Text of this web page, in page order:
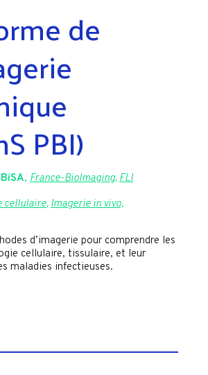
de
PBI)
, France-BioImaging,FLI
cellulaire,Imagerie in vivo,
d’imagerie pour comprendre les
cellulaire, tissulaire, et leur
maladies infectieuses.